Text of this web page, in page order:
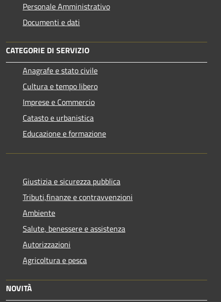
Personale Amministrativo
Documenti e dati
CATEGORIE DI SERVIZIO
Anagrafe e stato civile
Cultura e tempo libero
Imprese e Commercio
Catasto e urbanistica
Educazione e formazione
Giustizia e sicurezza pubblica
Tributi,finanze e contravvenzioni
Ambiente
Salute, benessere e assistenza
Autorizzazioni
Agricoltura e pesca
NOVITÀ